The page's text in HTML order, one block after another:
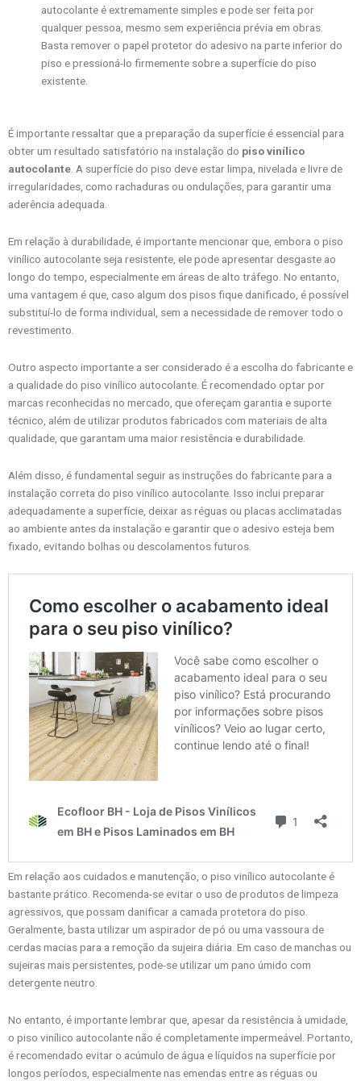
autocolante é extremamente simples e pode ser feita por
qualquer pessoa, mesmo sem experiência prévia em obras.
Basta remover o papel protetor do adesivo na parte inferior do
piso e pressioná-lo firmemente sobre a superfície do piso
existente.
É importante ressaltar que a preparação da superfície é essencial para
obter um resultado satisfatório na instalação do piso vinílico
autocolante . A superfície do piso deve estar limpa, nivelada e livre de
irregularidades, como rachaduras ou ondulações, para garantir uma
aderência adequada.
Em relação à durabilidade, é importante mencionar que, embora o piso
vinílico autocolante seja resistente, ele pode apresentar desgaste ao
longo do tempo, especialmente em áreas de alto tráfego. No entanto,
uma vantagem é que, caso algum dos pisos fique danificado, é possível
substituí-lo de forma individual, sem a necessidade de remover todo o
revestimento.
Outro aspecto importante a ser considerado é a escolha do fabricante e
a qualidade do piso vinílico autocolante. É recomendado optar por
marcas reconhecidas no mercado, que ofereçam garantia e suporte
técnico, além de utilizar produtos fabricados com materiais de alta
qualidade, que garantam uma maior resistência e durabilidade.
Além disso, é fundamental seguir as instruções do fabricante para a
instalação correta do piso vinílico autocolante. Isso inclui preparar
adequadamente a superfície, deixar as réguas ou placas acclimatadas
ao ambiente antes da instalação e garantir que o adesivo esteja bem
fixado, evitando bolhas ou descolamentos futuros.
Em relação aos cuidados e manutenção, o piso vinílico autocolante é
bastante prático. Recomenda-se evitar o uso de produtos de limpeza
agressivos, que possam danificar a camada protetora do piso.
Geralmente, basta utilizar um aspirador de pó ou uma vassoura de
cerdas macias para a remoção da sujeira diária. Em caso de manchas ou
sujeiras mais persistentes, pode-se utilizar um pano úmido com
detergente neutro.
No entanto, é importante lembrar que, apesar da resistência à umidade,
o piso vinílico autocolante não é completamente impermeável. Portanto,
é recomendado evitar o acúmulo de água e líquidos na superfície por
longos períodos, especialmente nas emendas entre as réguas ou